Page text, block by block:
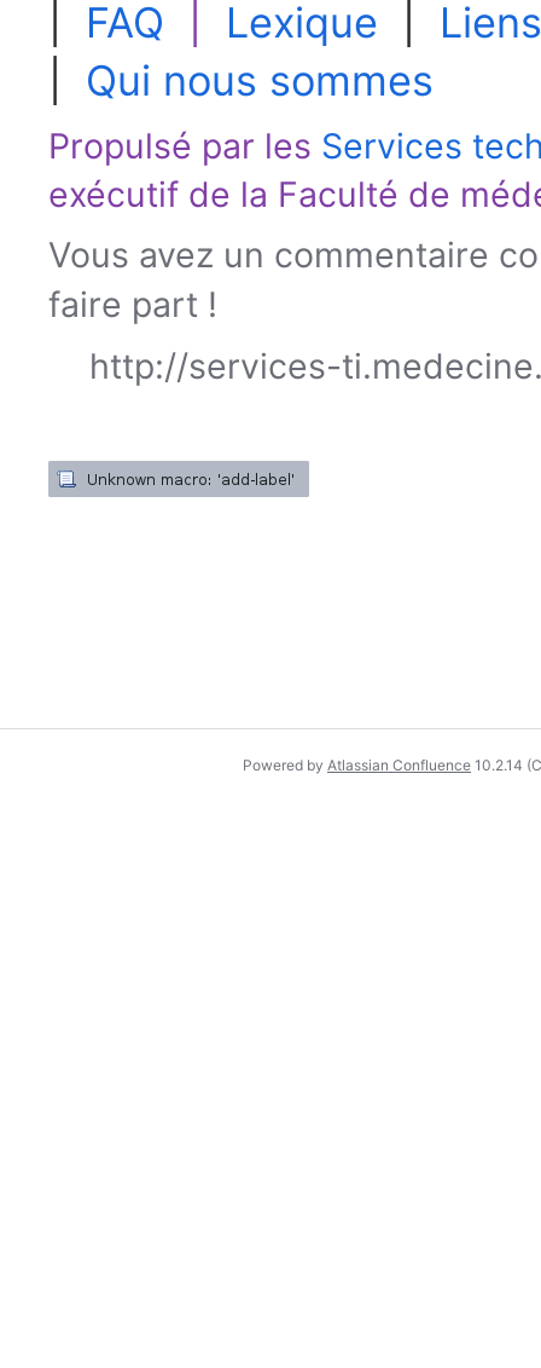
FAQ Lexique
Qui nous sommes
Propulsé par les Services
exécutif de la Faculté de
Vous avez un commentaire
faire part !
http://services-
Powered by Atlassian Confluence 10.2.14